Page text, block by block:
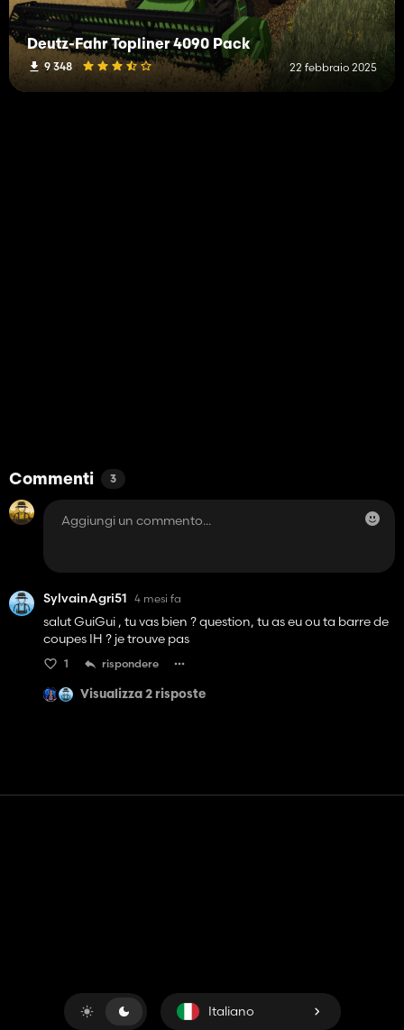
Deutz-Fahr Topliner 4090 Pack
9 348 22 febbraio 2025
Commenti 3
SylvainAgri51 4 mesi fa
salut GuiGui , tu vas bien ? question, tu as eu ou ta barre de
coupes IH ? je trouve pas
1 rispondere
Visualizza 2 risposte
Italiano